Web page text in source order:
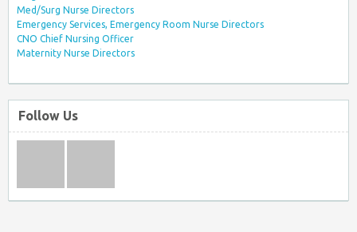
Med/Surg Nurse Directors
Emergency Services, Emergency Room Nurse Directors
CNO Chief Nursing Officer
Maternity Nurse Directors
Follow Us